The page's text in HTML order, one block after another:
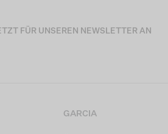
FÜR UNSEREN NEWSLETTER AN
GARCIA